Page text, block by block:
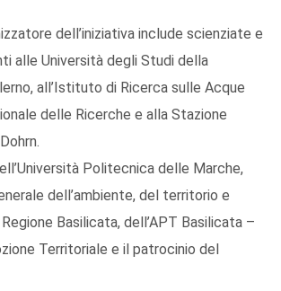
dell’iniziativa include scienziate e
alle Università degli Studi della
all’Istituto di Ricerca sulle Acque
delle Ricerche e alla Stazione
Politecnica delle Marche,
dell’ambiente, del territorio e
Basilicata, dell’APT Basilicata –
Territoriale e il patrocinio del